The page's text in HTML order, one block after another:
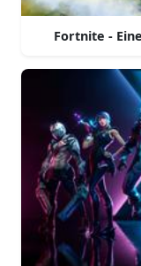
Fortnite -